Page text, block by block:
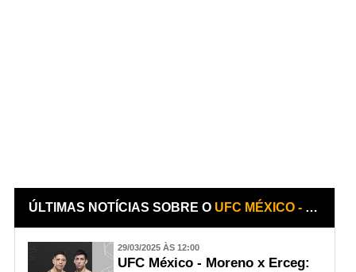
ÚLTIMAS NOTÍCIAS SOBRE O UFC MÉXICO - MORENO X ERCEG
29/03/2025 ÀS 12:00
UFC México - Moreno x Erceg: